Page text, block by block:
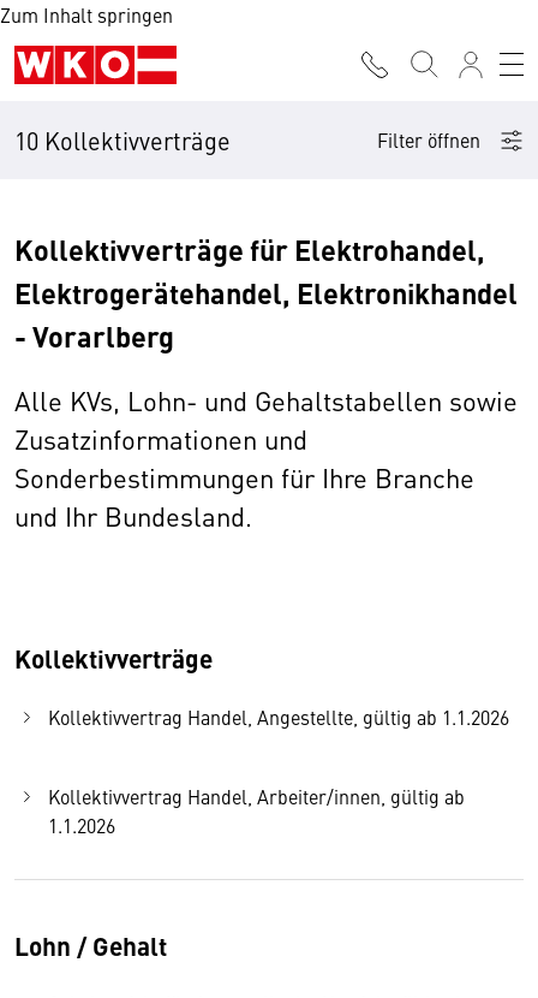
Zum Inhalt springen
10 Kollektivverträge Filter öffnen
Kollektivverträge für Elektrohandel,
Elektrogerätehandel, Elektronikhandel
- Vorarlberg
Alle KVs, Lohn- und Gehaltstabellen sowie
Zusatzinformationen und
Sonderbestimmungen für Ihre Branche
und Ihr Bundesland.
Kollektivverträge
Kollektivvertrag Handel, Angestellte, gültig ab 1.1.2026
Kollektivvertrag Handel, Arbeiter/innen, gültig ab
1.1.2026
Lohn / Gehalt